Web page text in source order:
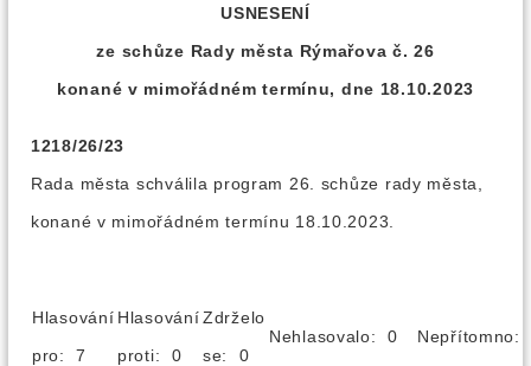
USNESENÍ
ze schůze Rady města Rýmařova č. 26
konané v mimořádném termínu, dne 18.10.2023
1218/26/23
Rada města schválila program 26. schůze rady města,
konané v mimořádném termínu 18.10.2023.
Hlasování
pro: 7
Hlasování
proti: 0
Zdrželo
se: 0
Nehlasovalo: 0